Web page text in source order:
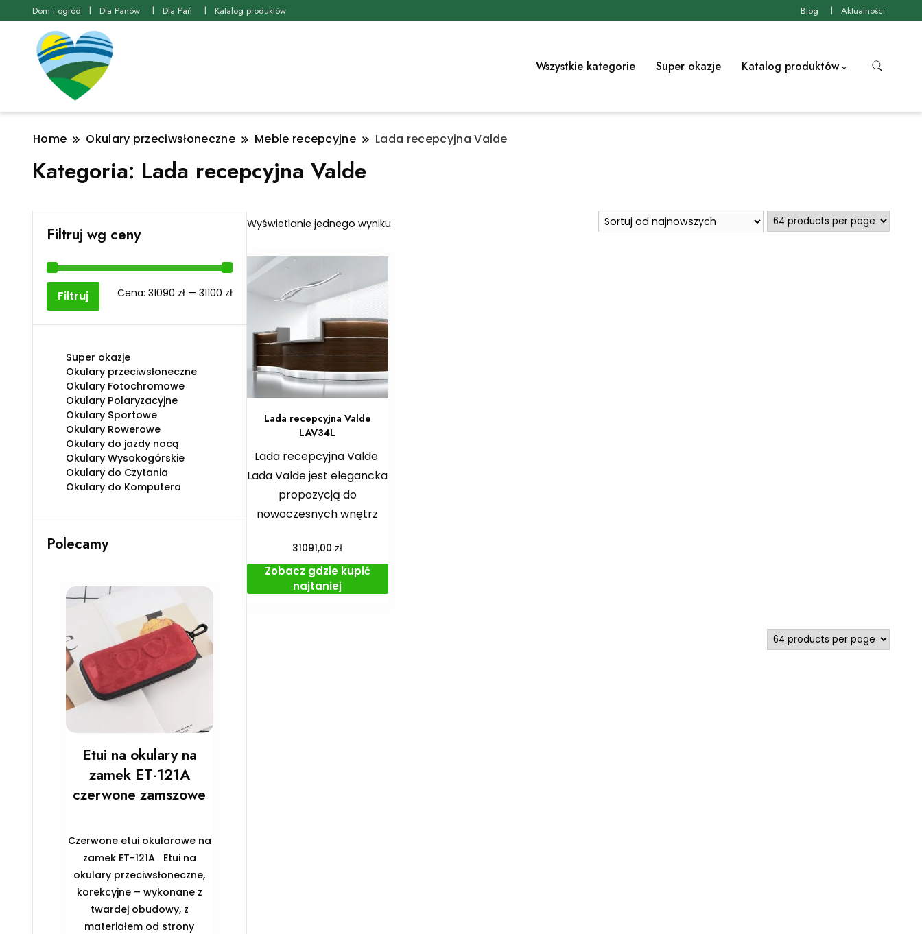
Dom i ogród Dla Panów Dla Pań Katalog produktów Blog Aktualności
Wszystkie kategorie Super okazje Katalog produktów
Home Okulary przeciwsłoneczne Meble recepcyjne Lada recepcyjna Valde
Kategoria: Lada recepcyjna Valde
Wyświetlanie jednego wyniku
Lada recepcyjna Valde
LAV34L
Lada recepcyjna Valde
Lada Valde jest elegancka
propozycją do
nowoczesnych wnętrz
31091,00zł
Zobacz gdzie kupić
najtaniej
Filtruj wg ceny
Cena
Cena
Filtruj Cena: 31090 zł— 31100 zł
Super okazje
Okulary przeciwsłoneczne
Okulary Fotochromowe
Okulary Polaryzacyjne
Okulary Sportowe
Okulary Rowerowe
Okulary do jazdy nocą
Okulary Wysokogórskie
Okulary do Czytania
Okulary do Komputera
Polecamy
Etui na okulary na
zamek ET-121A
czerwone zamszowe
Czerwone etui okularowe na
zamek ET-121A Etui na
okulary przeciwsłoneczne,
korekcyjne – wykonane z
twardej obudowy, z
materiałem od strony